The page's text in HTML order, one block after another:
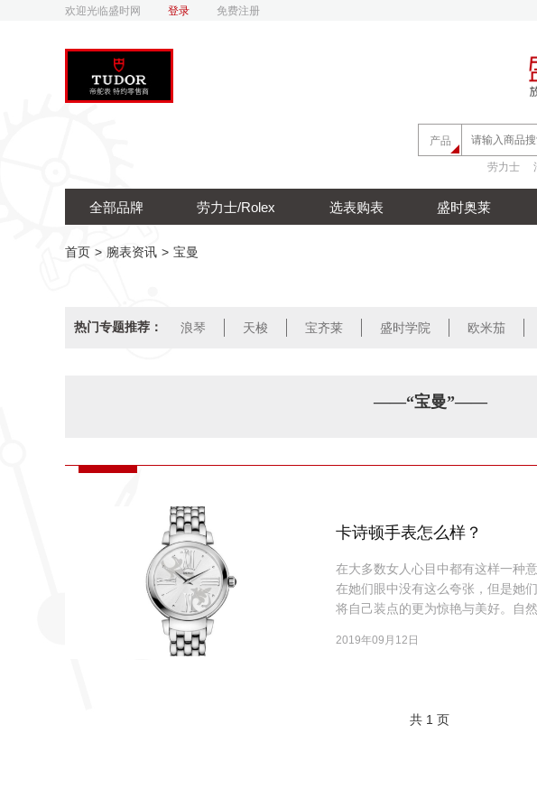
欢迎光临盛时网 登录 免费注册
产品
劳力士
劳力士
全部品牌 劳力士/Rolex 选表购表 盛时奥莱
首页 > 腕表资讯 > 宝曼
热门专题推荐： 浪琴 天梭 宝齐莱 盛时学院 欧米茄
——“宝曼”——
卡诗顿手表怎么样？
在大多数女人心目中都有这样一种
在她们眼中没有这么夸张，但是她
将自己装点的更为惊艳与美好。自然
2019年09月12日
共 1 页